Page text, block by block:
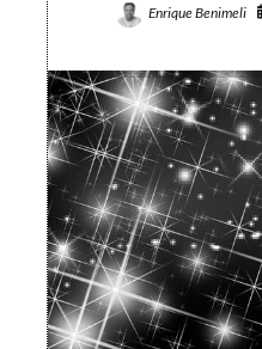
Enrique Benimeli